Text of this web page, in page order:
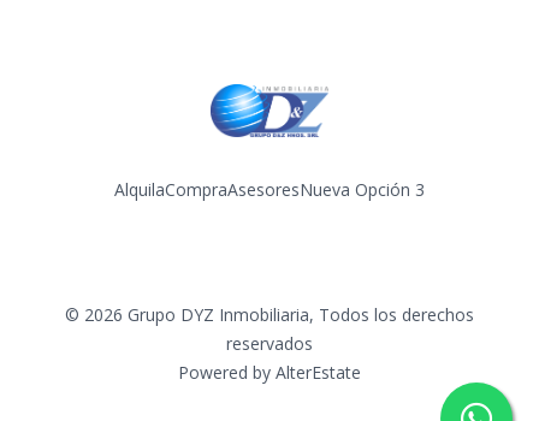
AlquilaCompraAsesoresNueva Opción 3
© 2026 Grupo DYZ Inmobiliaria, Todos los derechos
reservados
Powered by AlterEstate